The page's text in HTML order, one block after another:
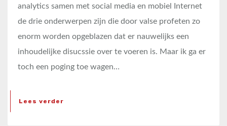
analytics samen met social media en mobiel Internet
de drie onderwerpen zijn die door valse profeten zo
enorm worden opgeblazen dat er nauwelijks een
inhoudelijke disucssie over te voeren is. Maar ik ga er
toch een poging toe wagen…
Lees verder